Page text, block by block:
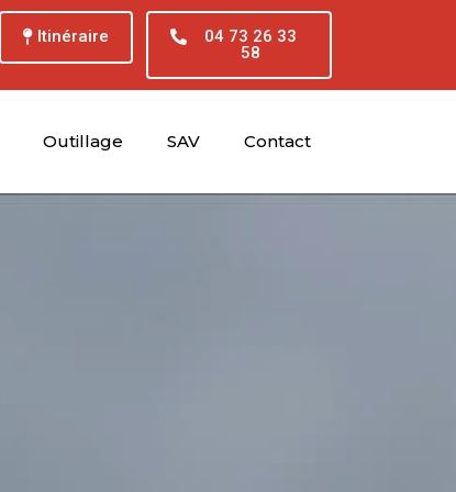
Itinéraire
04 73 26 33
58
Outillage SAV Contact